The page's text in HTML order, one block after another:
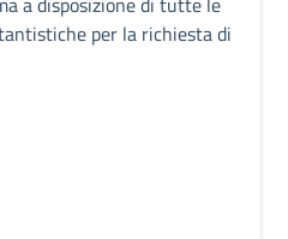
per la richiesta di